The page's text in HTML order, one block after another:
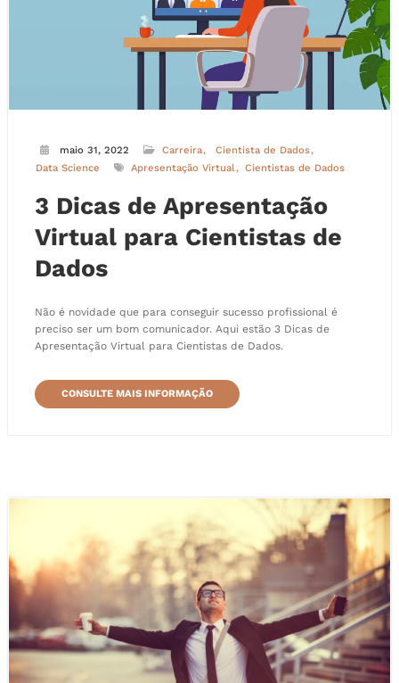
maio 31, 2022 Carreira
Cientista de Dados
Data Science
Apresentação Virtual Cientistas de Dados
3 Dicas de Apresentação
Virtual para Cientistas de
Dados
Não é novidade que para conseguir sucesso profissional é
preciso ser um bom comunicador. Aqui estão 3 Dicas de
Apresentação Virtual para Cientistas de Dados.
CONSULTE MAIS INFORMAÇÃO